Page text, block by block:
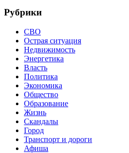
Рубрики
СВО
Острая ситуация
Недвижимость
Энергетика
Власть
Политика
Экономика
Общество
Образование
Жизнь
Скандалы
Город
Транспорт и дороги
Афиша